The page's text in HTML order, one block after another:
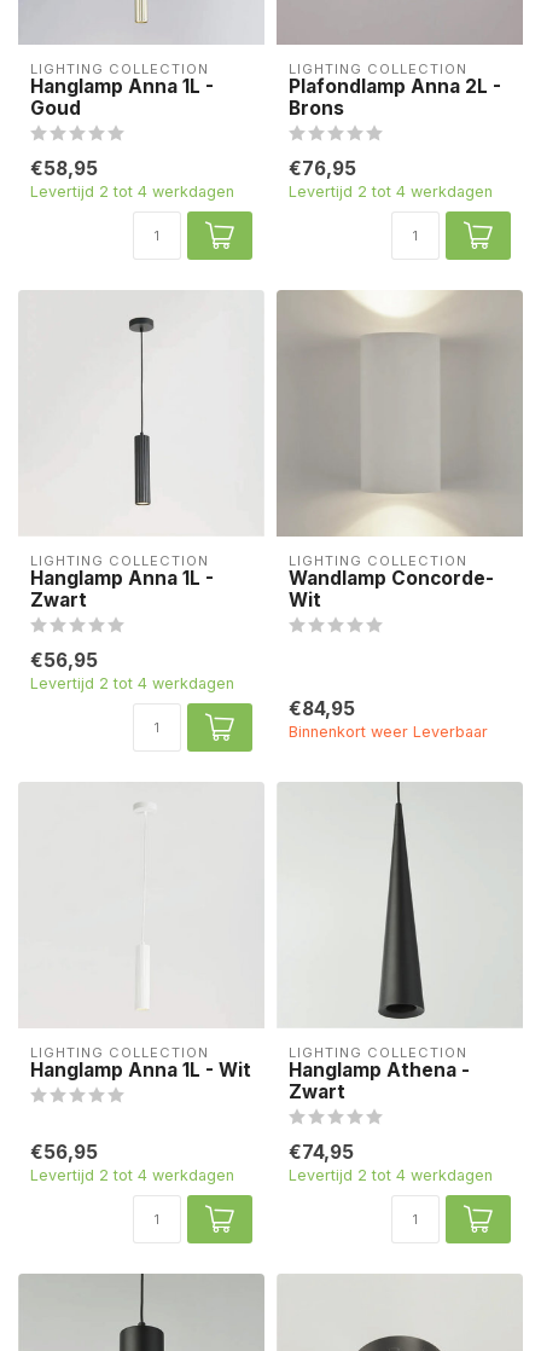
LIGHTING COLLECTION
Hanglamp Anna 1L -
Goud
€58,95
Levertijd 2 tot 4 werkdagen
LIGHTING COLLECTION
Plafondlamp Anna 2L -
Brons
€76,95
Levertijd 2 tot 4 werkdagen
LIGHTING COLLECTION
Hanglamp Anna 1L -
Zwart
€56,95
Levertijd 2 tot 4 werkdagen
LIGHTING COLLECTION
Wandlamp Concorde-
Wit
€84,95
Binnenkort weer Leverbaar
LIGHTING COLLECTION
Hanglamp Anna 1L - Wit
€56,95
Levertijd 2 tot 4 werkdagen
LIGHTING COLLECTION
Hanglamp Athena -
Zwart
€74,95
Levertijd 2 tot 4 werkdagen